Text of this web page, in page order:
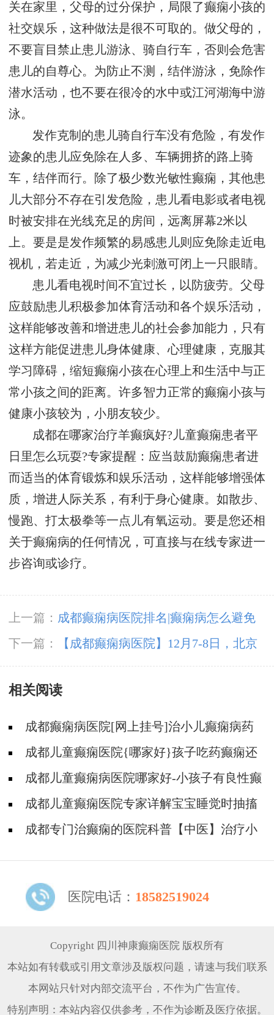
关在家里，父母的过分保护，局限了癫痫小孩的
社交娱乐，这种做法是很不可取的。做父母的，
不要盲目禁止患儿游泳、骑自行车，否则会危害
患儿的自尊心。为防止不测，结伴游泳，免除作
潜水活动，也不要在很冷的水中或江河湖海中游
泳。
发作克制的患儿骑自行车没有危险，有发作
迹象的患儿应免除在人多、车辆拥挤的路上骑
车，结伴而行。除了极少数光敏性癫痫，其他患
儿大部分不存在引发危险，患儿看电影或者电视
时被安排在光线充足的房间，远离屏幕2米以
上。要是是发作频繁的易感患儿则应免除走近电
视机，若走近，为减少光刺激可闭上一只眼睛。
患儿看电视时间不宜过长，以防疲劳。父母
应鼓励患儿积极参加体育活动和各个娱乐活动，
这样能够改善和增进患儿的社会参加能力，只有
这样方能促进患儿身体健康、心理健康，克服其
学习障碍，缩短癫痫小孩在心理上和生活中与正
常小孩之间的距离。许多智力正常的癫痫小孩与
健康小孩较为，小朋友较少。
成都在哪家治疗羊癫疯好?儿童癫痫患者平
日里怎么玩耍?专家提醒：应当鼓励癫痫患者进
而适当的体育锻炼和娱乐活动，这样能够增强体
质，增进人际关系，有利于身心健康。如散步、
慢跑、打太极拳等一点儿有氧运动。要是您还相
关于癫痫病的任何情况，可直接与在线专家进一
步咨询或诊疗。
上一篇： 成都癫痫病医院排名|癫痫病怎么避免
遗传?
下一篇：
【成都癫痫病医院】12月7-8日，北京
三甲知名癫痫专家亲临成都免费会诊，多项援助
补贴限时发放!
相关阅读
成都癫痫病医院[网上挂号]治小儿癫痫病药
哪个好?
成都儿童癫痫医院{哪家好}孩子吃药癫痫还
发作的原因?
成都儿童癫痫病医院哪家好-小孩子有良性癫
痫可以吃德巴金吗？
成都儿童癫痫医院专家详解宝宝睡觉时抽搐
正常吗?
成都专门治癫痫的医院科普【中医】治疗小
医院电话： 18582519024
Copyright 四川神康癫痫医院 版权所有
本站如有转载或引用文章涉及版权问题，请速与我们联系
本网站只针对内部交流平台，不作为广告宣传。
特别声明：本站内容仅供参考，不作为诊断及医疗依据。